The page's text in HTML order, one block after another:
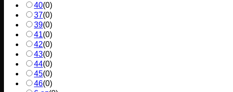
40(0)
37(0)
39(0)
41(0)
42(0)
43(0)
44(0)
45(0)
46(0)